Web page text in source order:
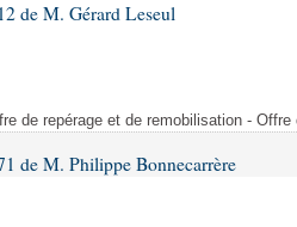
de M. Gérard Leseul
de repérage et de remobilisation -
de M. Philippe Bonnecarrère